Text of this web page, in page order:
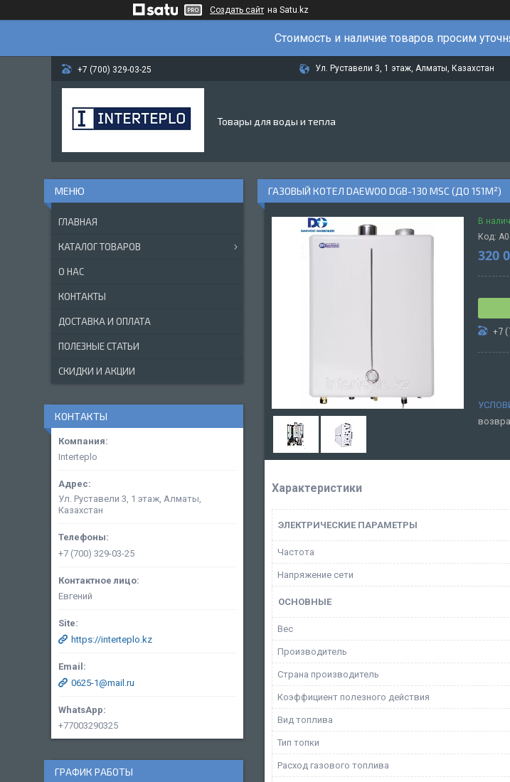
Создать сайт на Satu.kz
Стоимость и наличие товаров просим
+7 (700) 329-03-25 Ул. Руставели 3, 1 этаж, Алматы, Казахстан
Товары для воды и тепла
ГАЗОВЫЙ КОТЕЛ DAEWOO DGB-130 MSC (ДО 151М²)
В
Код:
320
+7
Характеристики
ЭЛЕКТРИЧЕСКИЕ ПАРАМЕТРЫ
Частота
Напряжение сети
ОСНОВНЫЕ
Вес
Производитель
Страна производитель
Коэффициент полезного действия
Вид топлива
Тип топки
Расход газового топлива
ГЛАВНАЯ
КАТАЛОГ ТОВАРОВ
О НАС
КОНТАКТЫ
ДОСТАВКА И ОПЛАТА
ПОЛЕЗНЫЕ СТАТЬИ
СКИДКИ И АКЦИИ
КОНТАКТЫ
Interteplo
Ул. Руставели 3, 1 этаж, Алматы,
Казахстан
+7 (700) 329-03-25
Евгений
https://interteplo.kz
0625-1@mail.ru
+77003290325
ГРАФИК РАБОТЫ